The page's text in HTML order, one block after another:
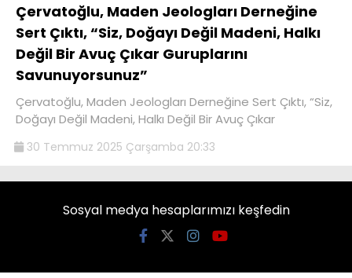
Çervatoğlu, Maden Jeologları Derneğine
Sert Çıktı, “Siz, Doğayı Değil Madeni, Halkı
Değil Bir Avuç Çıkar Guruplarını
Savunuyorsunuz”
Çervatoğlu, Maden Jeologları Derneğine Sert Çıktı, “Siz,
Doğayı Değil Madeni, Halkı Değil Bir Avuç Çıkar
30 Temmuz 2025 Çarşamba 20:33
Sosyal medya hesaplarımızı keşfedin